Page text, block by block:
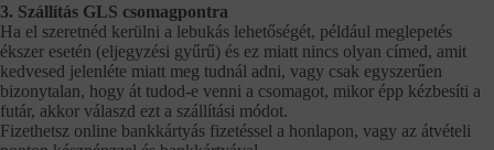
3. Szállítás GLS csomagpontra
Ha el szeretnéd kerülni a lebukás lehetőségét, például meglepetés
ékszer esetén (eljegyzési gyűrű) és ez miatt nincs olyan címed, amit
kedvesed jelenléte miatt meg tudnál adni, vagy csak egyszerűen
bizonytalan, hogy át tudod-e venni a csomagot, mikor épp kézbesíti a
futár, akkor válaszd ezt a szállítási módot.
Fizethetsz online bankkártyás fizetéssel a honlapon, vagy az átvételi